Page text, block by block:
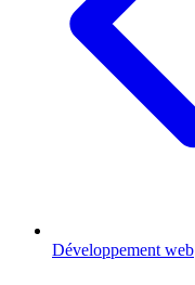
Développement web